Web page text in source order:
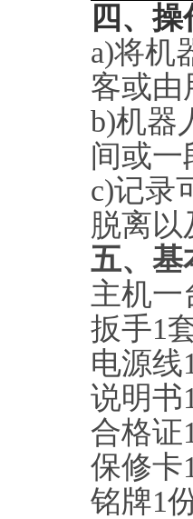
四、操
a)将机
客或由
b)机器
间或一
c)记录
脱离
五、基
主机一
扳手1
电源线
说明书
合格证
保修卡
铭牌1